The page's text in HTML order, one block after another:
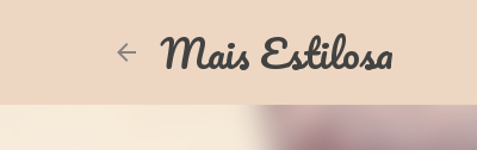
Mais Estilosa